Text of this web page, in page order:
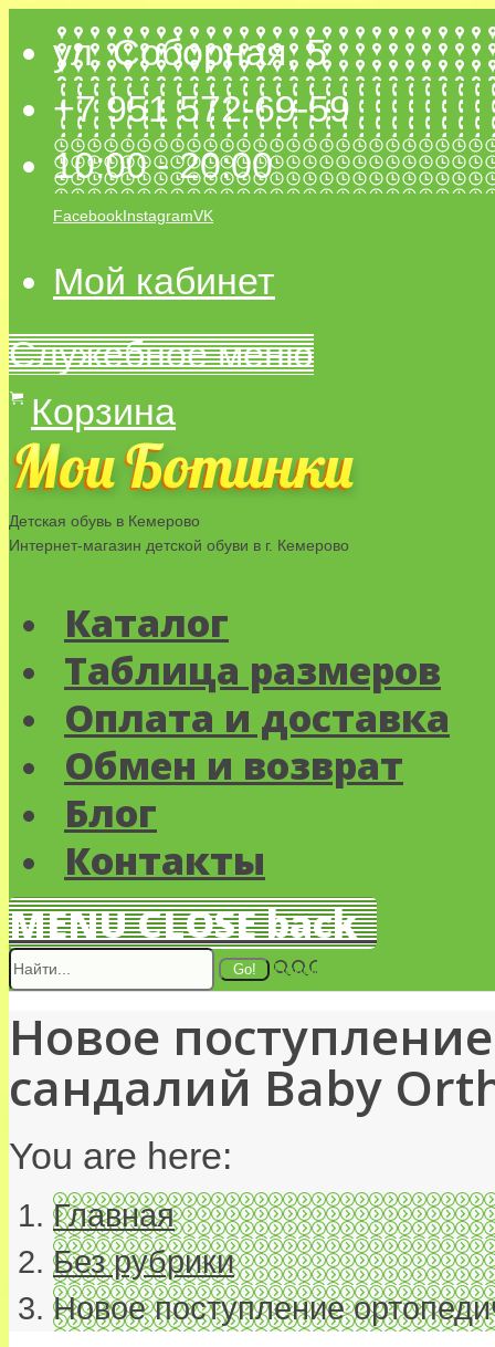
ул. Соборная, 5
+7 951 572-69-59
10:00 - 20:00
FacebookInstagramVK
Мой кабинет
Служебное меню
Корзина
Детская обувь в Кемерово
Интернет-магазин детской обуви в г. Кемерово
Каталог
Таблица размеров
Оплата и доставка
Обмен и возврат
Блог
Контакты
MENUCLOSEback
Поиск
Новое
сандалий Baby
You are here:
Главная
Без рубрики
Новое поступление